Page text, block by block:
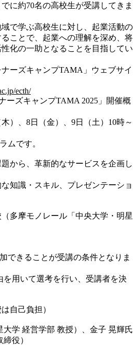
に約70名の高校生が受講してきま
で学ぶ高校生に対し、起業活動の
ことで、起業への理解を深め、将
化の一助となることを目指してい
ナーズキャンプTAMA」ウェブサイ
ecth/
ーズキャンプTAMA 2025」開催概
木）、8日（金）、9日（土）10時～
ムです。
題から、革新的なサービスを企画し
知識・スキル、プレゼンテーショ
（多摩モノレール「中央大学・明星
できることが受講の条件となりま
用いて選考を行い、受講者を決
自己負担）
大学 経営学部 教授）、金子 晃輝氏
役）